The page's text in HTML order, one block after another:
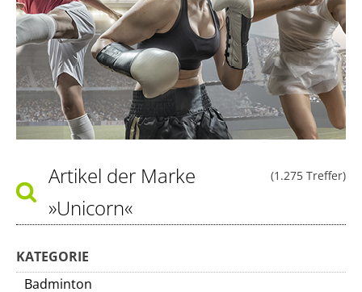
(1.275 Treffer)
Artikel der Marke
»Unicorn«
KATEGORIE
Badminton